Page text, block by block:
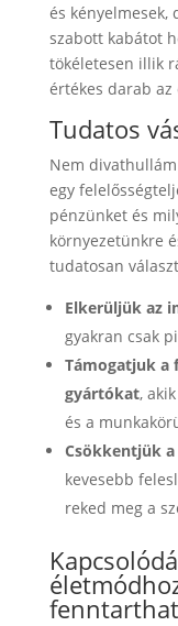
és
szabott kabátot
tökéletesen illik
értékes darab
Tudatos
Nem
egy
pénzünket és
környezetünkre
tudatosan
Elkerüljük az
gyakran csak
Támogatjuk a
gyártókat,
és a
Csökkentjük
kevesebb
reked meg a